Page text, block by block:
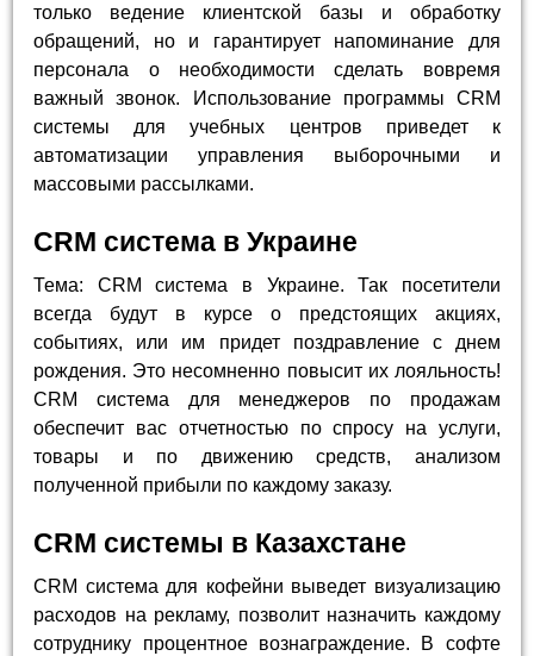
только ведение клиентской базы и обработку
обращений, но и гарантирует напоминание для
персонала о необходимости сделать вовремя
важный звонок. Использование программы CRM
системы для учебных центров приведет к
автоматизации управления выборочными и
массовыми рассылками.
CRM система в Украине
Тема: CRM система в Украине. Так посетители
всегда будут в курсе о предстоящих акциях,
событиях, или им придет поздравление с днем
рождения. Это несомненно повысит их лояльность!
CRM система для менеджеров по продажам
обеспечит вас отчетностью по спросу на услуги,
товары и по движению средств, анализом
полученной прибыли по каждому заказу.
CRM системы в Казахстане
CRM система для кофейни выведет визуализацию
расходов на рекламу, позволит назначить каждому
сотруднику процентное вознаграждение. В софте